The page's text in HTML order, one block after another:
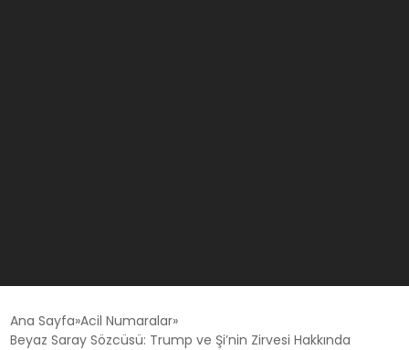
GÜNCEL
Ana Sayfa Acil Numaralar
Beyaz Saray Sözcüsü: Trump ve Şi’nin Zirvesi Hakkında